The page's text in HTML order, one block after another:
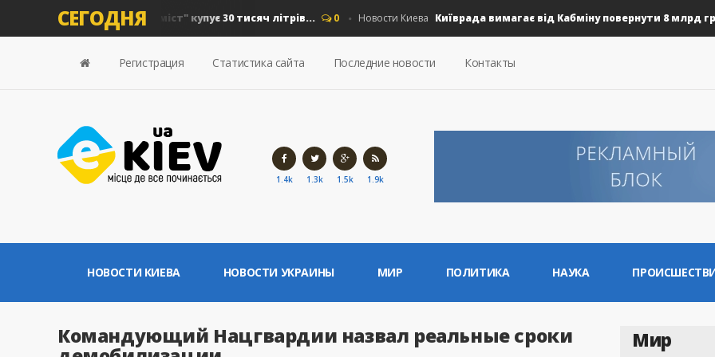
СЕГОДНЯ
дизель: "Київавтошляхміст" купує 30 тисяч літрів... 0 Новости Киева Київрада вимагає від Кабміну повернути 8 млрд грн
Регистрация Статистика сайта Последние новости Контакты
1.4k 1.3k 1.5k 1.9k
НОВОСТИ КИЕВА НОВОСТИ УКРАИНЫ МИР ПОЛИТИКА НАУКА
Командующий Нацгвардии назвал реальные сроки Мир